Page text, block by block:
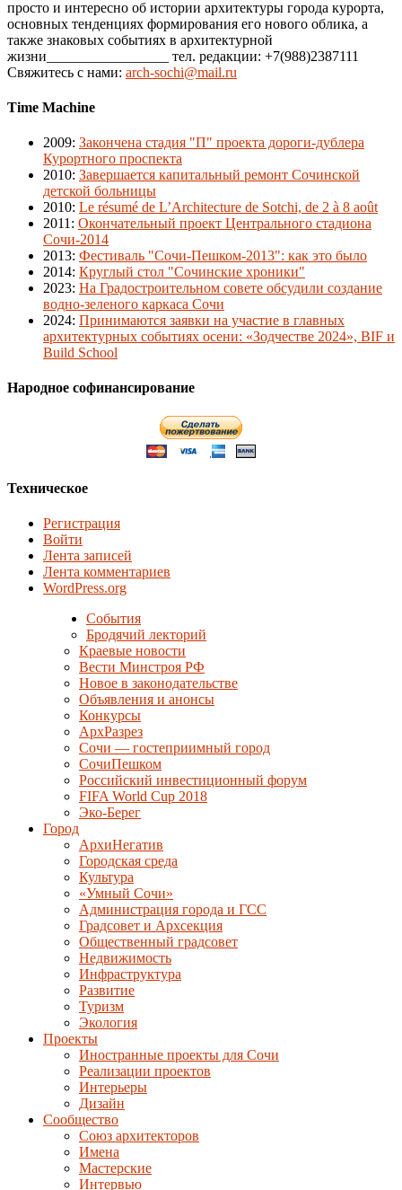
просто и интересно об истории архитектуры города курорта,
основных тенденциях формирования его нового облика, а
также знаковых событиях в архитектурной
жизни_________________ тел. редакции: +7(988)2387111
Свяжитесь с нами: arch-sochi@mail.ru
Time Machine
2009: Закончена стадия "П" проекта дороги-дублера
Курортного проспекта
2010: Завершается капитальный ремонт Сочинской
детской больницы
2010: Le résumé de L’Architecture de Sotchi, de 2 à 8 août
2011 : Окончательный проект Центрального стадиона
Сочи-2014
2013: Фестиваль "Сочи-Пешком-2013": как это было
2014: Круглый стол "Сочинские хроники"
2023: На Градостроительном совете обсудили создание
водно-зеленого каркаса Сочи
2024: Принимаются заявки на участие в главных
архитектурных событиях осени: «Зодчестве 2024», BIF и
Build School
Народное софинансирование
Техническое
Регистрация
Войти
Лента записей
Лента комментариев
WordPress.org
События
Бродячий лекторий
Краевые новости
Вести Минстроя РФ
Новое в законодательстве
Объявления и анонсы
Конкурсы
АрхРазрез
Сочи — гостеприимный город
СочиПешком
Российский инвестиционный форум
FIFA World Cup 2018
Эко-Берег
Город
АрхиНегатив
Городская среда
Культура
«Умный Сочи»
Администрация города и ГСС
Градсовет и Архсекция
Общественный градсовет
Недвижимость
Инфраструктура
Развитие
Туризм
Экология
Проекты
Иностранные проекты для Сочи
Реализации проектов
Интерьеры
Дизайн
Сообщество
Союз архитекторов
Имена
Мастерские
Интервью